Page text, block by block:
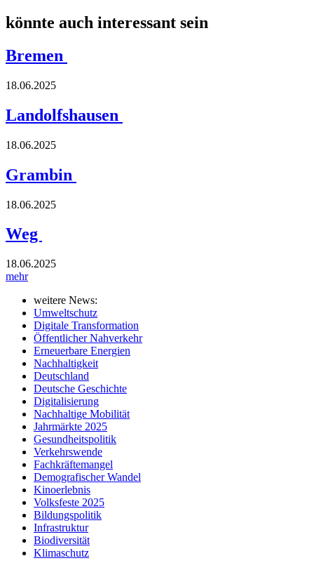
könnte auch interessant sein
Bremen
18.06.2025
Landolfshausen
18.06.2025
Grambin
18.06.2025
Weg
18.06.2025
mehr
weitere News:
Umweltschutz
Digitale Transformation
Öffentlicher Nahverkehr
Erneuerbare Energien
Nachhaltigkeit
Deutschland
Deutsche Geschichte
Digitalisierung
Nachhaltige Mobilität
Jahrmärkte 2025
Gesundheitspolitik
Verkehrswende
Fachkräftemangel
Demografischer Wandel
Kinoerlebnis
Volksfeste 2025
Bildungspolitik
Infrastruktur
Biodiversität
Klimaschutz